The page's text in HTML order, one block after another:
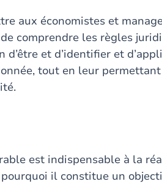
aux économistes et
comprendre les règles
d’être et d’identifier et
tout en leur
est indispensable à la
il constitue un